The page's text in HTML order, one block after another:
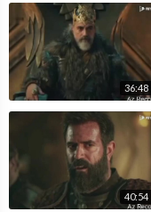
36:48
40:54